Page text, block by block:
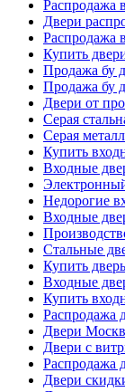
Распродажа
Двери
Распродажа
Купить
Продажа бу
Продажа бу
Двери от
Серая
Серая
Купить
Входные
Недорогие
Входные
Стальные
Купить
Входные
Купить
Распродажа
Двери
Двери с
Распродажа
Двери